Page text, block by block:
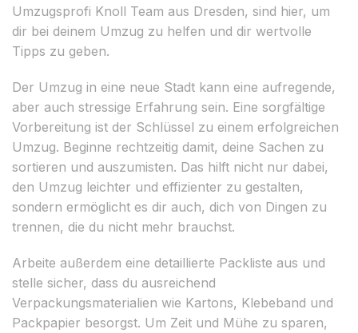
Umzugsprofi Knoll Team aus Dresden, sind hier, um
dir bei deinem Umzug zu helfen und dir wertvolle
Tipps zu geben.
Der Umzug in eine neue Stadt kann eine aufregende,
aber auch stressige Erfahrung sein. Eine sorgfältige
Vorbereitung ist der Schlüssel zu einem erfolgreichen
Umzug. Beginne rechtzeitig damit, deine Sachen zu
sortieren und auszumisten. Das hilft nicht nur dabei,
den Umzug leichter und effizienter zu gestalten,
sondern ermöglicht es dir auch, dich von Dingen zu
trennen, die du nicht mehr brauchst.
Arbeite außerdem eine detaillierte Packliste aus und
stelle sicher, dass du ausreichend
Verpackungsmaterialien wie Kartons, Klebeband und
Packpapier besorgst. Um Zeit und Mühe zu sparen,